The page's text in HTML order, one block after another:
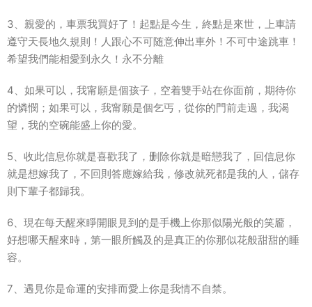
3、親愛的，車票我買好了！起點是今生，終點是來世，上車請
遵守天長地久規則！人跟心不可随意伸出車外！不可中途跳車！
希望我們能相愛到永久！永不分離
4、如果可以，我甯願是個孩子，空着雙手站在你面前，期待你
的憐憫；如果可以，我甯願是個乞丐，從你的門前走過，我渴
望，我的空碗能盛上你的愛。
5、收此信息你就是喜歡我了，删除你就是暗戀我了，回信息你
就是想嫁我了，不回則答應嫁給我，修改就死都是我的人，儲存
則下輩子都歸我。
6、現在每天醒來睜開眼見到的是手機上你那似陽光般的笑靥，
好想哪天醒來時，第一眼所觸及的是真正的你那似花般甜甜的睡
容。
7、遇見你是命運的安排而愛上你是我情不自禁。